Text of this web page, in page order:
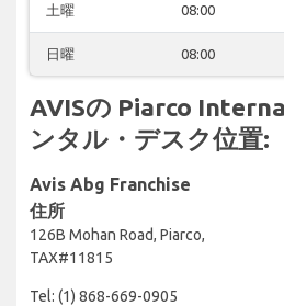
土曜 08:00
日曜 08:00
AVISの Piarco
ンタル・デスク位置:
Avis Abg Franchise
住所
126B Mohan Road, Piarco,
TAX#11815
Tel: (1) 868-669-0905